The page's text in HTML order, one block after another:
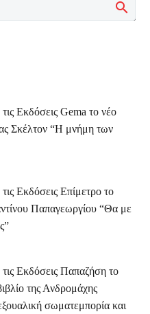
Εκδόσεις Gema το νέο
Σκέλτον “Η μνήμη των
Εκδόσεις Επίμετρο το
Παπαγεωργίου “Θα με
Εκδόσεις Παπαζήση το
της Ανδρομάχης
σωματεμπορία και